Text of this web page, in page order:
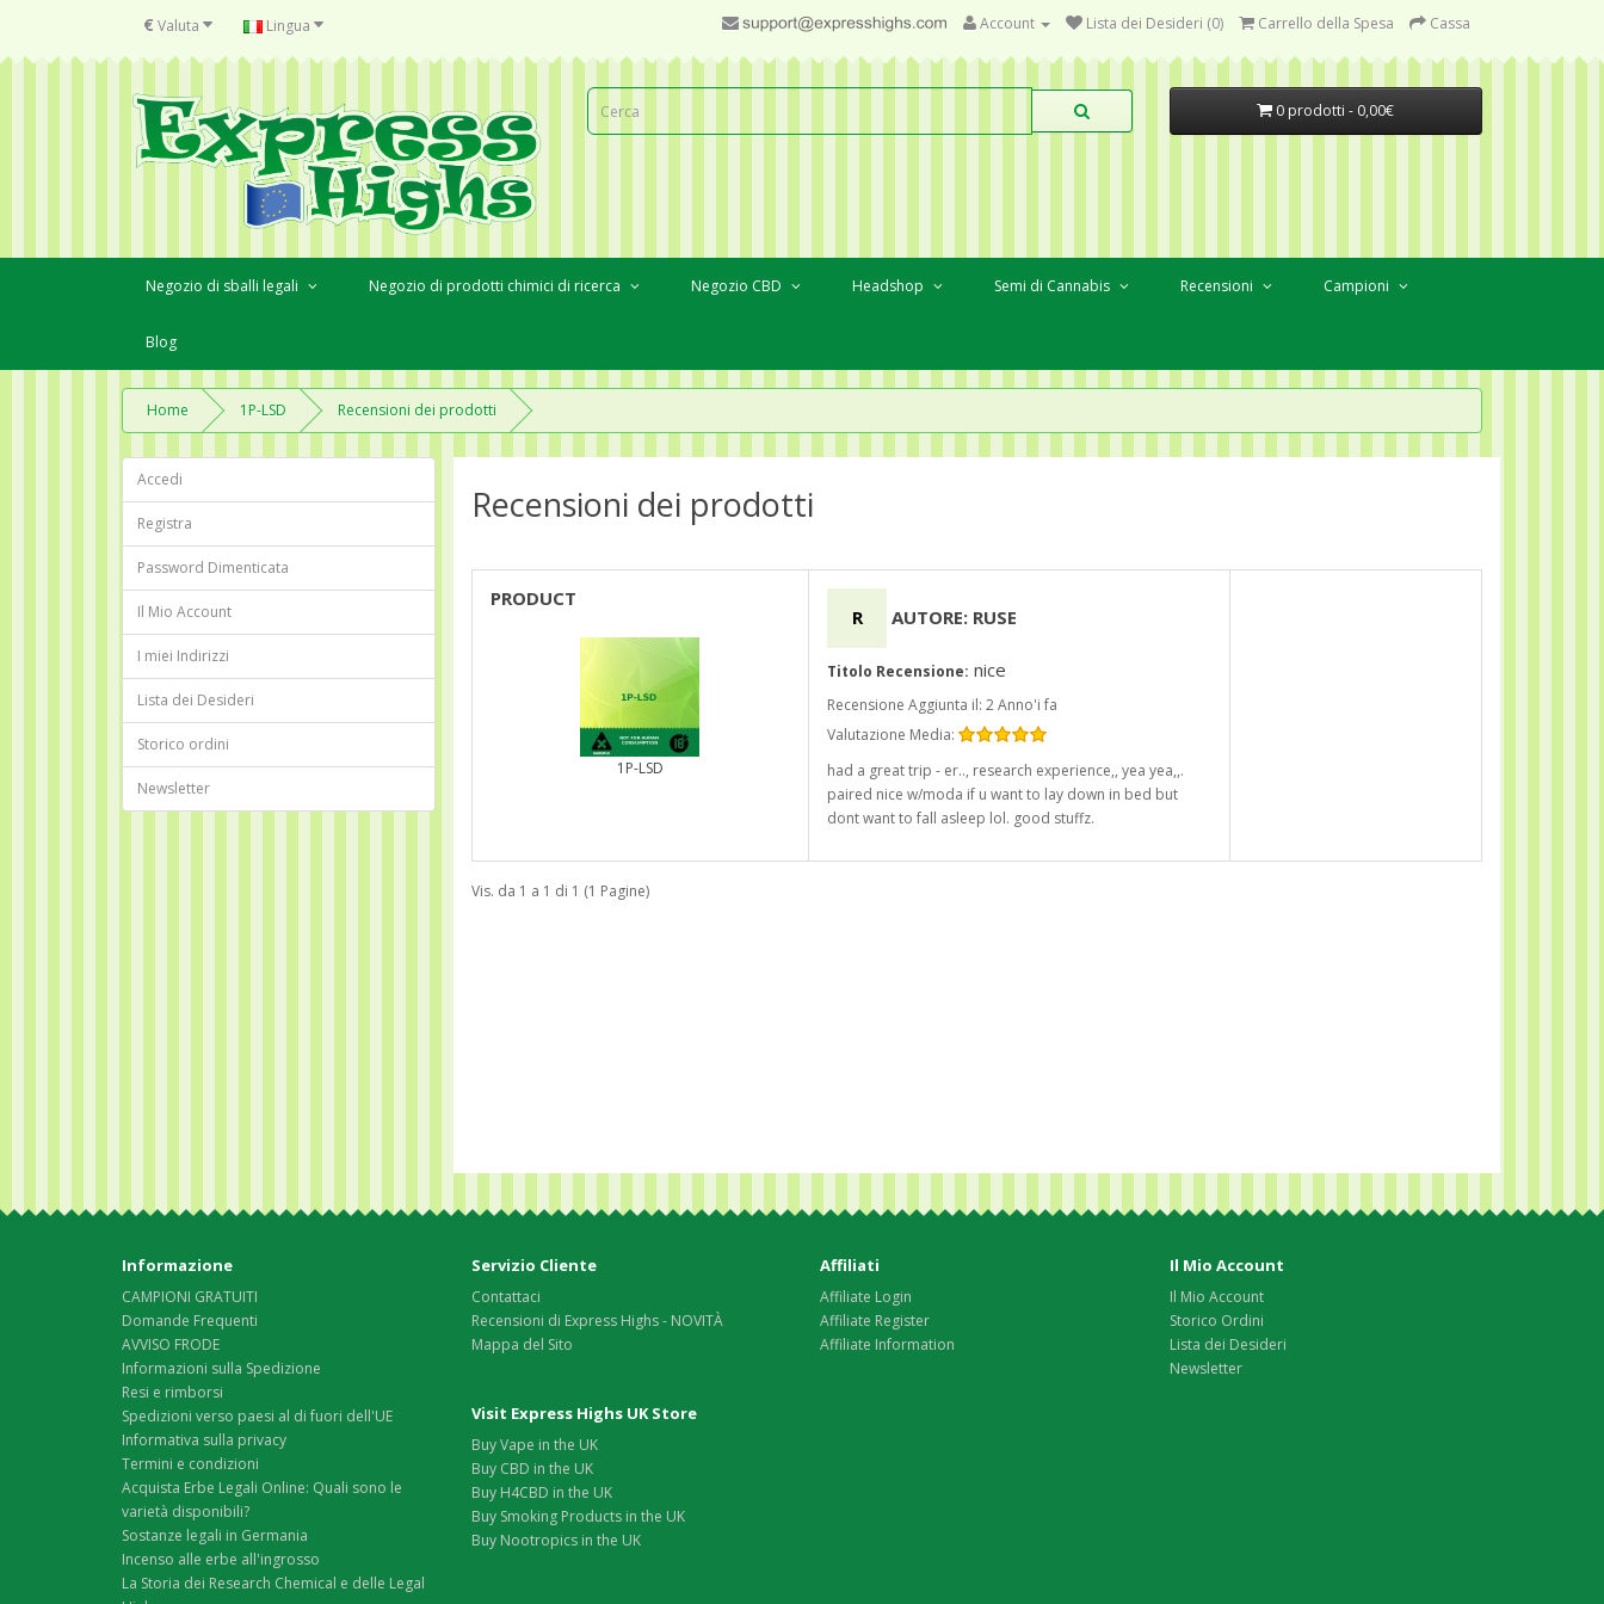
€ Valuta Lingua Account Lista dei Desideri (0) Carrello della Spesa Cassa
0 prodotti - 0,00€
Negozio di sballi legali Negozio di prodotti chimici di ricerca Negozio CBD Headshop Semi di Cannabis Recensioni Campioni
Blog
Home 1P-LSD Recensioni dei prodotti
Accedi
Registra
Password Dimenticata
Il Mio Account
I miei Indirizzi
Lista dei Desideri
Storico ordini
Newsletter
Recensioni dei prodotti
PRODUCT
1P-LSD
R AUTORE: RUSE
Titolo Recensione: nice
Recensione Aggiunta il: 2 Anno'i fa
Valutazione Media:
had a great trip - er.., research experience,, yea yea,,.
paired nice w/moda if u want to lay down in bed but
dont want to fall asleep lol. good stuffz.
Vis. da 1 a 1 di 1 (1 Pagine)
Informazione
CAMPIONI GRATUITI
Domande Frequenti
AVVISO FRODE
Informazioni sulla Spedizione
Resi e rimborsi
Spedizioni verso paesi al di fuori dell'UE
Informativa sulla privacy
Termini e condizioni
Acquista Erbe Legali Online: Quali sono le
varietà disponibili?
Sostanze legali in Germania
Incenso alle erbe all'ingrosso
La Storia dei Research Chemical e delle Legal
Servizio Cliente
Contattaci
Recensioni di Express Highs - NOVITÀ
Mappa del Sito
Affiliati
Affiliate Login
Affiliate Register
Affiliate Information
Il Mio Account
Il Mio Account
Storico Ordini
Lista dei Desideri
Newsletter
Visit Express Highs UK Store
Buy Vape in the UK
Buy CBD in the UK
Buy H4CBD in the UK
Buy Smoking Products in the UK
Buy Nootropics in the UK